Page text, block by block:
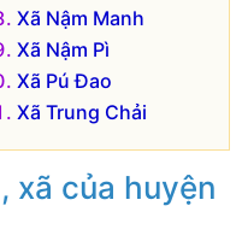
Xã Nậm Manh
Xã Nậm Pì
Xã Pú Đao
Xã Trung Chải
xã của huyện